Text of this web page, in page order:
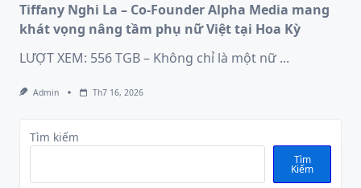
Tiffany Nghi La – Co-Founder Alpha Media mang
khát vọng nâng tầm phụ nữ Việt tại Hoa Kỳ
LƯỢT XEM: 556 TGB – Không chỉ là một nữ ...
Admin Th7 16, 2026
Tìm kiếm
Tìm
Kiếm